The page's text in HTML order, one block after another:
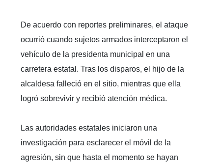
De acuerdo con reportes preliminares, el ataque
ocurrió cuando sujetos armados interceptaron el
vehículo de la presidenta municipal en una
carretera estatal. Tras los disparos, el hijo de la
alcaldesa falleció en el sitio, mientras que ella
logró sobrevivir y recibió atención médica.
Las autoridades estatales iniciaron una
investigación para esclarecer el móvil de la
agresión, sin que hasta el momento se hayan